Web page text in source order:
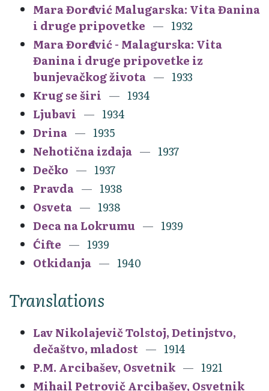
Mara Đorđević Malugarska: Vita Đanina
i druge pripovetke
1932
Mara Đorđević - Malagurska: Vita
Đanina i druge pripovetke iz
bunjevačkog života
1933
Krug se širi
1934
Ljubavi
1934
Drina
1935
Nehotična izdaja
1937
Dečko
1937
Pravda
1938
Osveta
1938
Deca na Lokrumu
1939
Ćifte
1939
Otkidanja
1940
Translations
Lav Nikolajevič Tolstoj, Detinjstvo,
dečaštvo, mladost
1914
P.M. Arcibašev, Osvetnik
1921
Mihail Petrovič Arcibašev, Osvetnik